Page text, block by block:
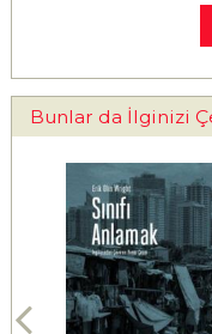
Bunlar da İlginizi